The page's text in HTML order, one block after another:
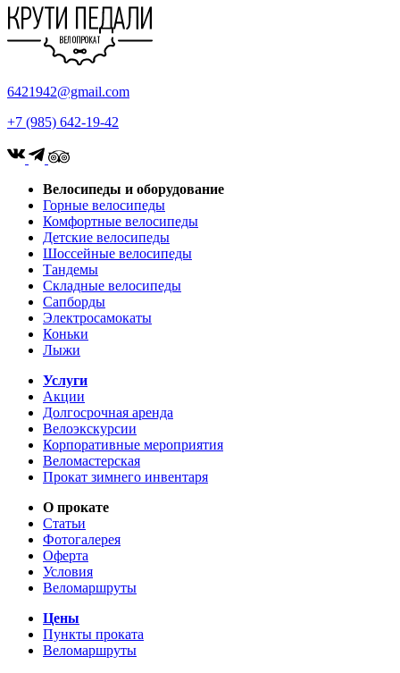
6421942@gmail.com
+7 (985) 642-19-42
Велосипеды и оборудование
Горные велосипеды
Комфортные велосипеды
Детские велосипеды
Шоссейные велосипеды
Тандемы
Складные велосипеды
Сапборды
Электросамокаты
Коньки
Лыжи
Услуги
Акции
Долгосрочная аренда
Велоэкскурсии
Корпоративные мероприятия
Веломастерская
Прокат зимнего инвентаря
О прокате
Статьи
Фотогалерея
Оферта
Условия
Веломаршруты
Цены
Пункты проката
Веломаршруты